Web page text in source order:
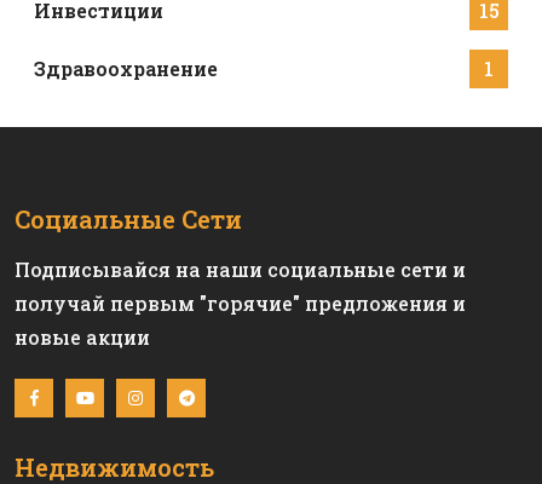
Инвестиции 15
Здравоохранение 1
Социальные Сети
Подписывайся на наши социальные сети и
получай первым "горячие" предложения и
новые акции
Недвижимость